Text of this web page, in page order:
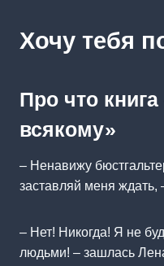
Хочу тебя
Про что
всякому»
– Ненавижу
заставляй меня ждать,
– Нет! Никогда! Я не
людьми! – зашлась